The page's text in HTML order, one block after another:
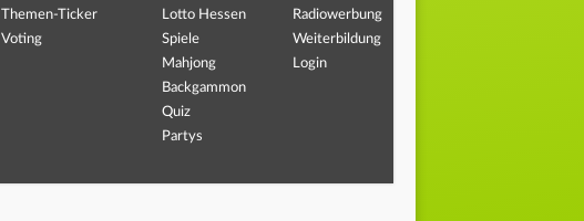
Themen-Ticker
Voting
Lotto Hessen
Spiele
Mahjong
Backgammon
Quiz
Partys
Radiowerbung
Weiterbildung
Login